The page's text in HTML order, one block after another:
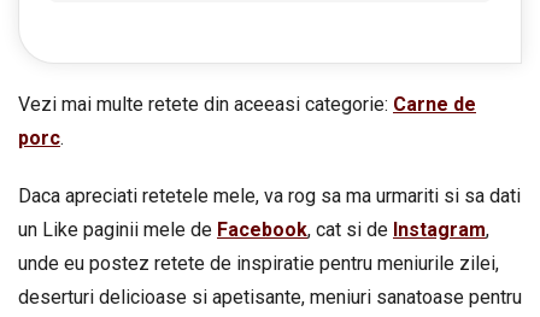
Vezi mai multe retete din aceeasi categorie: Carne de
porc.
Daca apreciati retetele mele, va rog sa ma urmariti si sa dati
un Like paginii mele de Facebook, cat si de Instagram,
unde eu postez retete de inspiratie pentru meniurile zilei,
deserturi delicioase si apetisante, meniuri sanatoase pentru